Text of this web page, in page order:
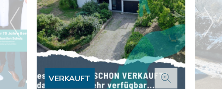
VERKAUFT